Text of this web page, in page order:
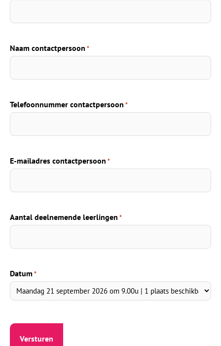
Naam contactpersoon *
Telefoonnummer contactpersoon *
E-mailadres contactpersoon *
Aantal deelnemende leerlingen *
Datum *